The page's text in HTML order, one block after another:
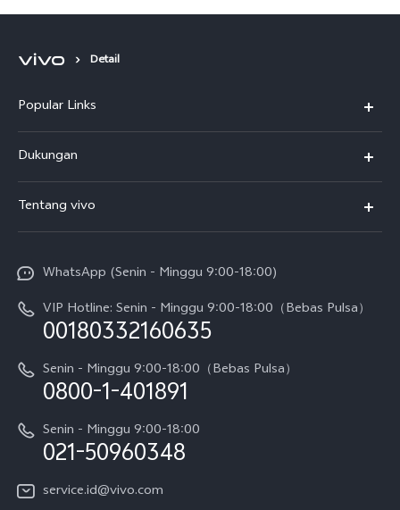
Detail
Popular Links
T5
T5 Pro
V70
V70 FE
Y05
X300 Pro
Gerai Terdekat
Dukungan
Service Center
Funtouch OS
Pembaruan Sistem
Harga Spare Part
Otentikasi IMEI
Kebijakan Garansi vivo
Layanan Perbaikan Antar Jemput
Tentang vivo
Sejarah
Berita
Pemberitahuan Hukum
Tentang Kami
Pusat Privasi vivo
WhatsApp (Senin - Minggu 9:00-18:00)
VIP Hotline: Senin - Minggu 9:00-18:00（Bebas Pulsa）
00180332160635
Senin - Minggu 9:00-18:00（Bebas Pulsa）
0800-1-401891
Senin - Minggu 9:00-18:00
021-50960348
service.id@vivo.com